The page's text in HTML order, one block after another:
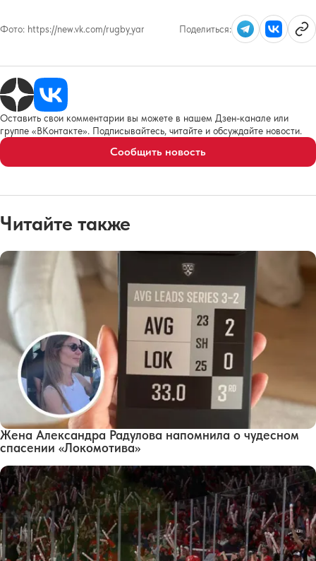
Фото: https://new.vk.com/rugby_yar Поделиться:
Оставить свои комментарии вы можете в нашем Дзен-канале или
группе «ВКонтакте». Подписывайтесь, читайте и обсуждайте новости.
Сообщить новость
Читайте также
Жена Александра Радулова напомнила о чудесном
спасении «Локомотива»